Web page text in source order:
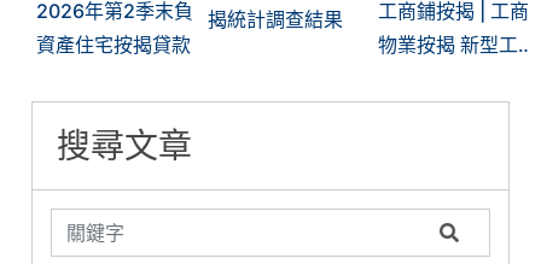
2026年第2季末負
資產住宅按揭貸款
揭統計調查結果
工商鋪按揭 | 工商
物業按揭 新型工
搜尋文章